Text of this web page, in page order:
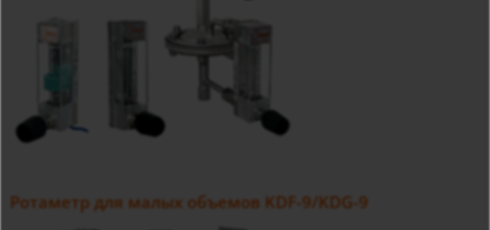
Ротаметр для малых объемов KDF-9/KDG-9